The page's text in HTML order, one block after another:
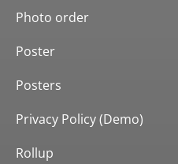
Photo order
Poster
Posters
Privacy Policy (Demo)
Rollup